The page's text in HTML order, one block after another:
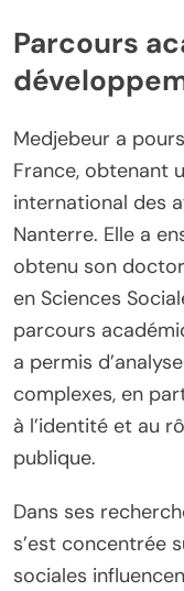
Parcours
Medjebeur a
France, obtenant
international des
Nanterre. Elle a
obtenu son
en Sciences
parcours
a permis
complexes, en
à l’identité et au
publique.
Dans ses
s’est concentrée
sociales